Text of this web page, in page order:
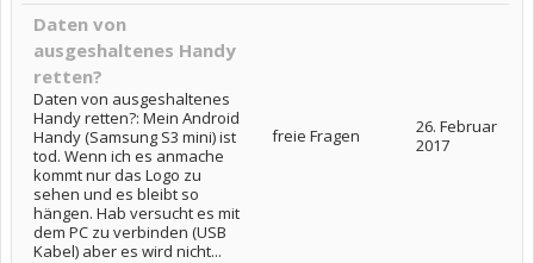
Daten von
ausgeshaltenes Handy
retten?
Daten von ausgeshaltenes
Handy retten?: Mein Android
Handy (Samsung S3 mini) ist
tod. Wenn ich es anmache
kommt nur das Logo zu
sehen und es bleibt so
hängen. Hab versucht es mit
dem PC zu verbinden (USB
Kabel) aber es wird nicht...
freie Fragen
26. Februar
2017